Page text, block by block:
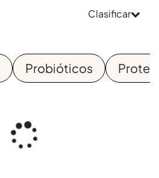
Clasificar
Probióticos